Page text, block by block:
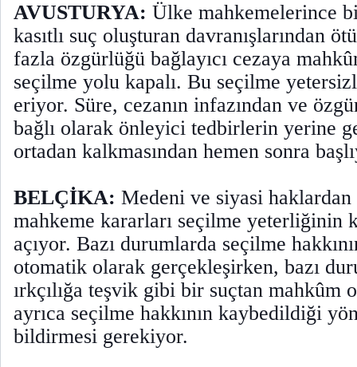
AVUSTURYA: Ülke mahkemelerince
kasıtlı suç oluşturan davranışlarından
fazla özgürlüğü bağlayıcı cezaya
seçilme yolu kapalı. Bu seçilme
eriyor. Süre, cezanın infazından ve
bağlı olarak önleyici tedbirlerin yerine
ortadan kalkmasından hemen sonra
BELÇİKA: Medeni ve siyasi haklardan
mahkeme kararları seçilme yeterliğinin
açıyor. Bazı durumlarda seçilme
otomatik olarak gerçekleşirken, bazı
ırkçılığa teşvik gibi bir suçtan mahkûm
ayrıca seçilme hakkının kaybedildiği
bildirmesi gerekiyor.